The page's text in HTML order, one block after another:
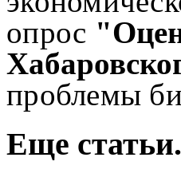
опрос
проблемы
Еще